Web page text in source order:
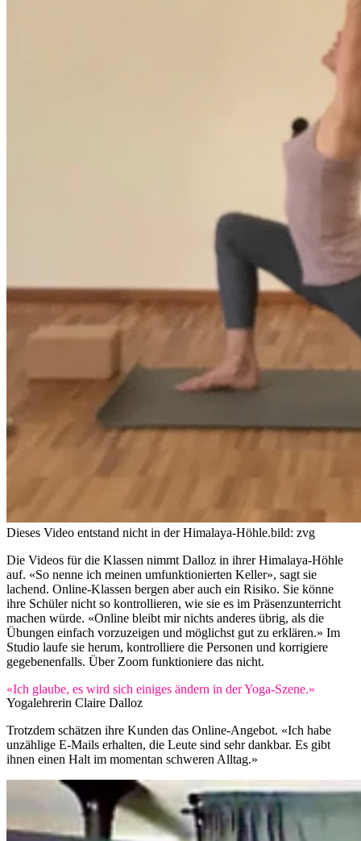
Dieses Video entstand nicht in der Himalaya-Höhle.bild: zvg
Die Videos für die Klassen nimmt Dalloz in ihrer Himalaya-Höhle
auf. «So nenne ich meinen umfunktionierten Keller», sagt sie
lachend. Online-Klassen bergen aber auch ein Risiko. Sie könne
ihre Schüler nicht so kontrollieren, wie sie es im Präsenzunterricht
machen würde. «Online bleibt mir nichts anderes übrig, als die
Übungen einfach vorzuzeigen und möglichst gut zu erklären.» Im
Studio laufe sie herum, kontrolliere die Personen und korrigiere
gegebenenfalls. Über Zoom funktioniere das nicht.
«Ich glaube, es wird sich einiges ändern in der Yoga-Szene.»
Yogalehrerin Claire Dalloz
Trotzdem schätzen ihre Kunden das Online-Angebot. «Ich habe
unzählige E-Mails erhalten, die Leute sind sehr dankbar. Es gibt
ihnen einen Halt im momentan schweren Alltag.»